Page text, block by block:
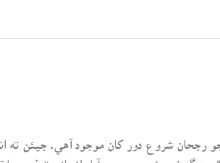
رجحان شروع دور کان موجود آهي. جيئن ته
۽ شهر وجود ۾ آيا، انساني تهذيب جا